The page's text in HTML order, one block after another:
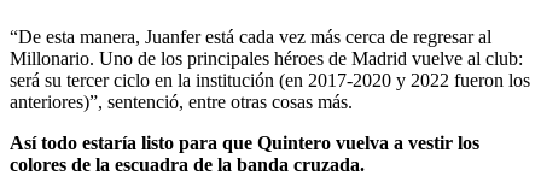
“De esta manera, Juanfer está cada vez más cerca de regresar al
Millonario. Uno de los principales héroes de Madrid vuelve al club:
será su tercer ciclo en la institución (en 2017-2020 y 2022 fueron los
anteriores)”, sentenció, entre otras cosas más.
Así todo estaría listo para que Quintero vuelva a vestir los
colores de la escuadra de la banda cruzada.